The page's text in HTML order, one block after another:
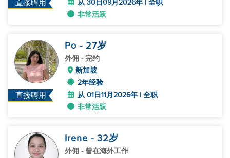
直接聘用
从 30日09月2026年 | 全职
非常活跃
直接聘用
Po - 27岁
外佣 - 完约
新加坡
2年经验
从 01日11月2026年 | 全职
非常活跃
Irene - 32岁
外佣 - 曾在海外工作